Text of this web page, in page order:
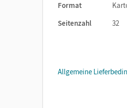
Format
Seitenzahl
32
Allgemeine